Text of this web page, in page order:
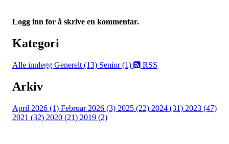
Logg inn for å skrive en kommentar.
Kategori
Alle innlegg Generelt (13) Senior (1) RSS
Arkiv
April 2026 (1) Februar 2026 (3) 2025 (22) 2024 (31) 2023 (47)
2021 (32) 2020 (21) 2019 (2)